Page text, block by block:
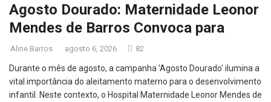
Agosto Dourado: Maternidade Leonor
Mendes de Barros Convoca para
Aline Barros agosto 6, 2026 82
Durante o mês de agosto, a campanha 'Agosto Dourado' ilumina a
vital importância do aleitamento materno para o desenvolvimento
infantil. Neste contexto, o Hospital Maternidade Leonor Mendes de